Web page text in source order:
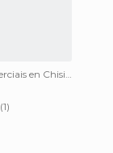
Centros Comerciais en Chisinau
(1)